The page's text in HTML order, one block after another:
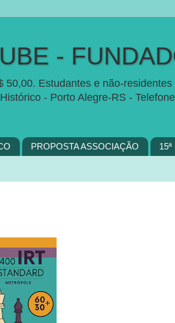
-
Estudantes e não-
- Porto Alegre-RS -
PROPOSTA ASSOCIAÇÃO